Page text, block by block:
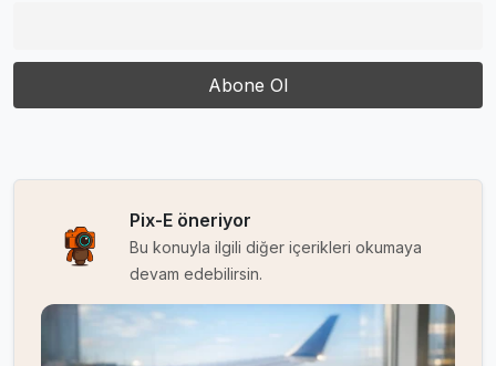
Pix-E öneriyor
Bu konuyla ilgili diğer içerikleri okumaya
devam edebilirsin.